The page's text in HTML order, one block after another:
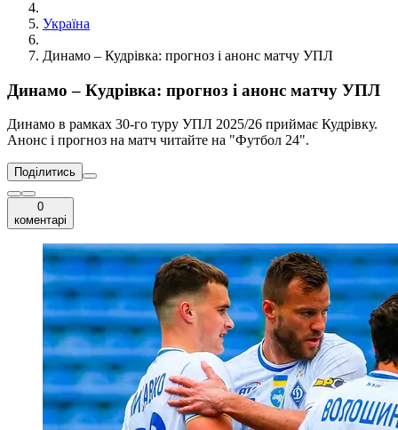
Україна
Динамо – Кудрівка: прогноз і анонс матчу УПЛ
Динамо – Кудрівка: прогноз і анонс матчу УПЛ
Динамо в рамках 30-го туру УПЛ 2025/26 приймає Кудрівку.
Анонс і прогноз на матч читайте на "Футбол 24".
Поділитись
0
коментарі